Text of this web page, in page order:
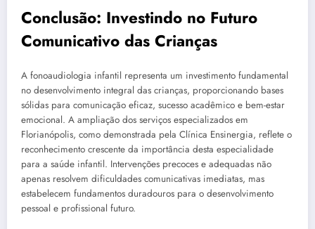
Conclusão: Investindo no Futuro
Comunicativo das Crianças
A fonoaudiologia infantil representa um investimento fundamental
no desenvolvimento integral das crianças, proporcionando bases
sólidas para comunicação eficaz, sucesso acadêmico e bem-estar
emocional. A ampliação dos serviços especializados em
Florianópolis, como demonstrada pela Clínica Ensinergia, reflete o
reconhecimento crescente da importância desta especialidade
para a saúde infantil. Intervenções precoces e adequadas não
apenas resolvem dificuldades comunicativas imediatas, mas
estabelecem fundamentos duradouros para o desenvolvimento
pessoal e profissional futuro.